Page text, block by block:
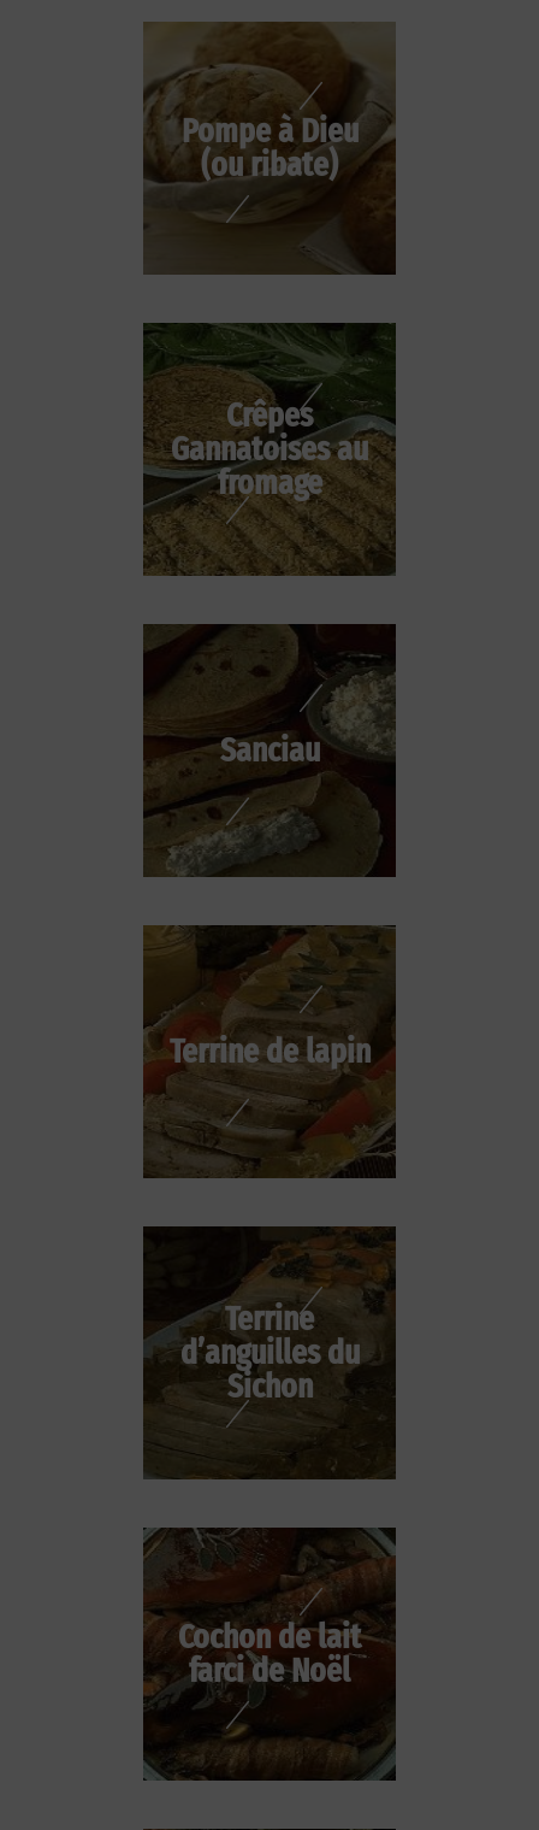
Pompe à Dieu
(ou ribate)
Crêpes
Gannatoises au
fromage
Sanciau
Terrine de lapin
Terrine
d’anguilles du
Sichon
Cochon de lait
farci de Noël